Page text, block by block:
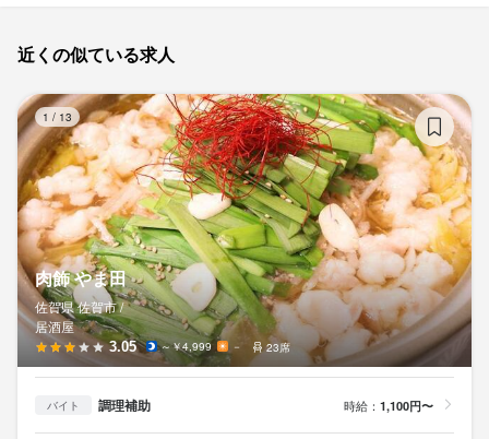
近くの似ている求人
1 / 13
肉飾 やま田
佐賀県 佐賀市 /
居酒屋
3.05 ～￥4,999 － 23席
バイト 調理補助 時給： 1,100円〜